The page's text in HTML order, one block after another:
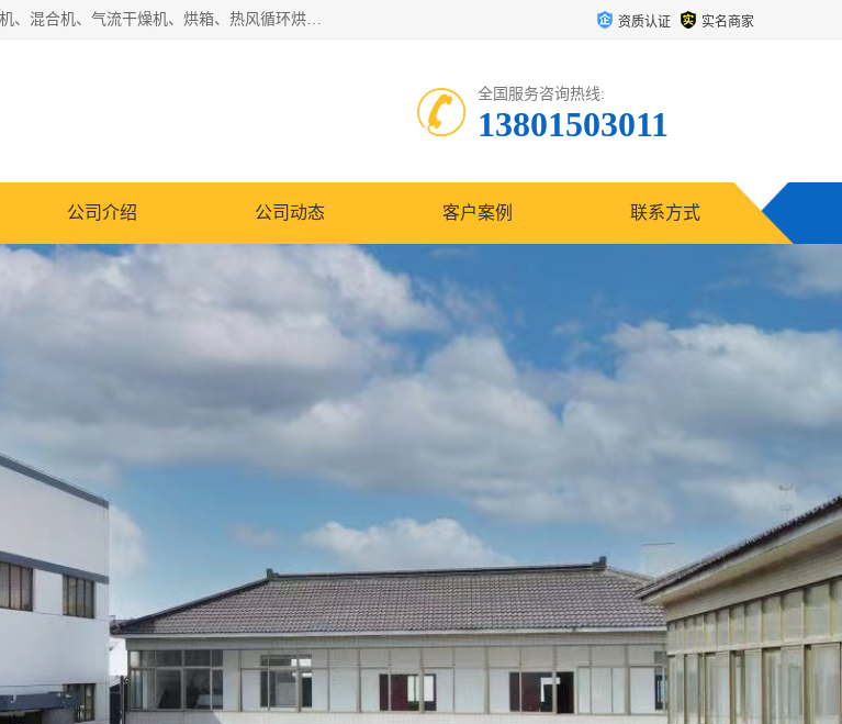
常州市圣祥干燥设备有限公司以生产干燥设备为主导产品，提供：干燥设备、干燥机、混合机、气流干燥机、烘箱、热风循环烘箱、沸腾干燥机、烘干机、喷雾干燥机等产品的生产、制造与销售服务。 资质认证 实名商家
全国服务咨询热线:
13801503011
公司介绍 公司动态 客户案例 联系方式